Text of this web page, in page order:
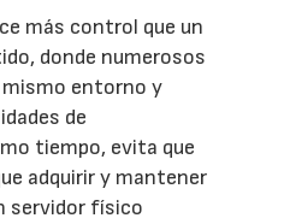
más control que un
donde numerosos
entorno y
de
tiempo, evita que
adquirir y mantener
servidor físico